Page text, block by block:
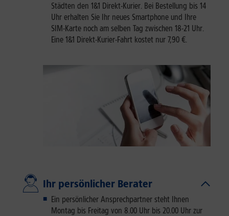
Städten den 1&1 Direkt-Kurier. Bei Bestellung bis 14
Uhr erhalten Sie Ihr neues Smartphone und Ihre
SIM-Karte noch am selben Tag zwischen 18-21 Uhr.
Eine 1&1 Direkt-Kurier-Fahrt kostet nur 7,90 €.
Ihr persönlicher Berater
Ein persönlicher Ansprechpartner steht Ihnen
Montag bis Freitag von 8.00 Uhr bis 20.00 Uhr zur